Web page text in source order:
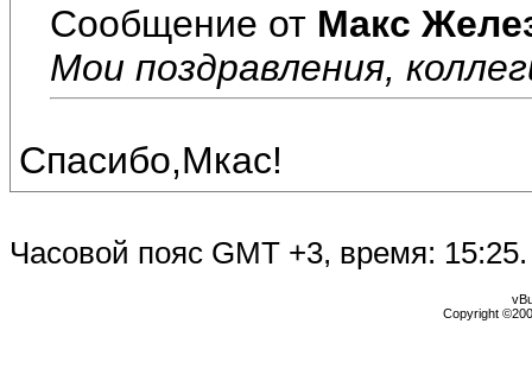
Сообщение от Макс
Мои поздравления,
Спасибо,Мкас!
Часовой пояс GMT +3, время: 15:25.
Copyright